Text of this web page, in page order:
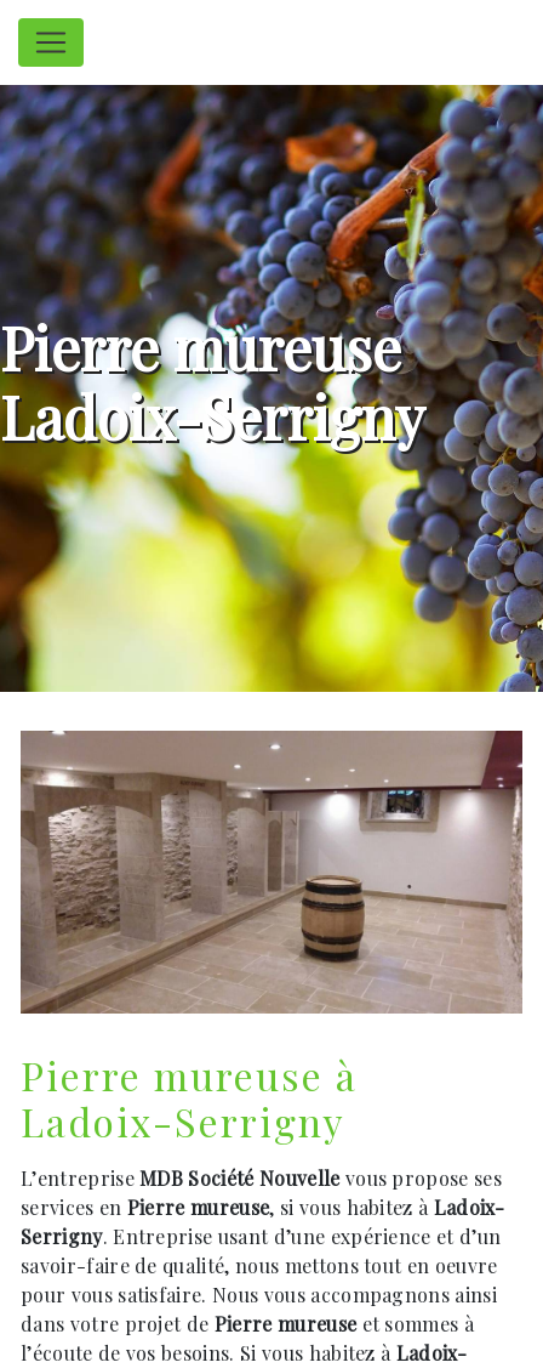
Panneau de gestion des cookies
Pierre mureuse
Ladoix-Serrigny
Pierre mureuse à
Ladoix-Serrigny
L’entrepriseMDB Société Nouvellevous propose ses
services en Pierre mureuse, si vous habitez à Ladoix-
Serrigny. Entreprise usant d’une expérience et d’un
savoir-faire de qualité, nous mettons tout en oeuvre
pour vous satisfaire. Nous vous accompagnons ainsi
dans votre projet de Pierre mureuseet sommes à
l’écoute de vos besoins. Si vous habitez à Ladoix-